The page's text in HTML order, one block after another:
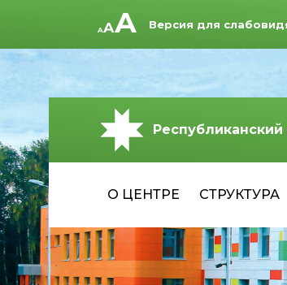
Версия для
О ЦЕНТРЕ СТРУКТУРА